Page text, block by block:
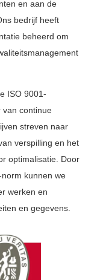
en aan de
bedrijf heeft
beheerd om
ISO 9001-
van continue
streven naar
verspilling en het
optimalisatie. Door
kunnen we
werken en
en gegevens.